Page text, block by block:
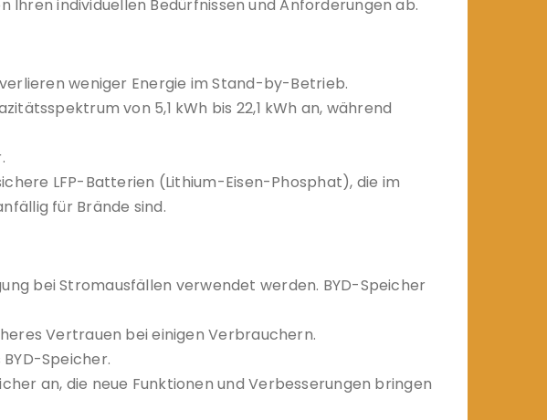
individuellen Bedürfnissen und Anforderungen ab.
weniger Energie im Stand-by-Betrieb.
von 5,1 kWh bis 22,1 kWh an, während
LFP-Batterien (Lithium-Eisen-Phosphat), die im
für Brände sind.
bei Stromausfällen verwendet werden. BYD-Speicher
Vertrauen bei einigen Verbrauchern.
Speicher.
an, die neue Funktionen und Verbesserungen bringen